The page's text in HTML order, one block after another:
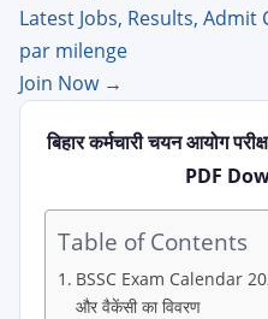
Latest Jobs, Results,
par milenge
Join Now →
बिहार कर्मचारी चयन आयोग
PDF
Table of Contents
BSSC Exam Calendar
और वैकेंसी का विवरण